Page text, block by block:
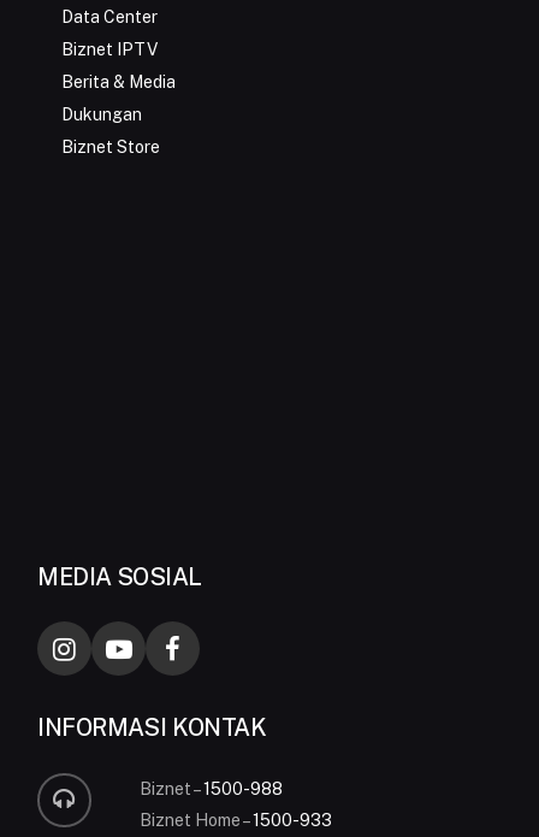
Data Center
Biznet IPTV
Berita & Media
Dukungan
Biznet Store
MEDIA SOSIAL
INFORMASI KONTAK
Biznet –1500-988
Biznet Home –1500-933